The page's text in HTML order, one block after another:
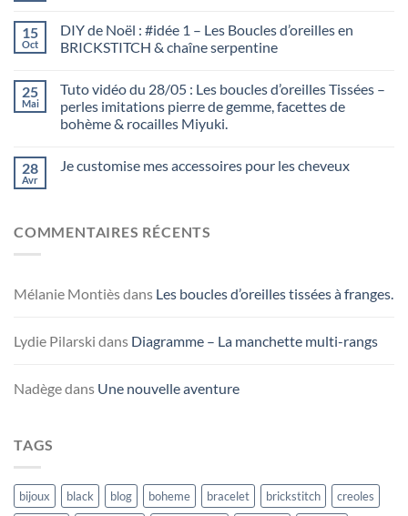
15
Oct
DIY de Noël : #idée 1 – Les Boucles d’oreilles en
BRICKSTITCH & chaîne serpentine
25
Mai
Tuto vidéo du 28/05 : Les boucles d’oreilles Tissées –
perles imitations pierre de gemme, facettes de
bohème & rocailles Miyuki.
28
Avr
Je customise mes accessoires pour les cheveux
COMMENTAIRES RÉCENTS
Mélanie Montièsdans Les boucles d’oreilles tissées à franges.
Lydie Pilarski dans Diagramme – La manchette multi-rangs
Nadègedans Une nouvelle aventure
TAGS
bijoux black blog boheme bracelet brickstitch
creoles